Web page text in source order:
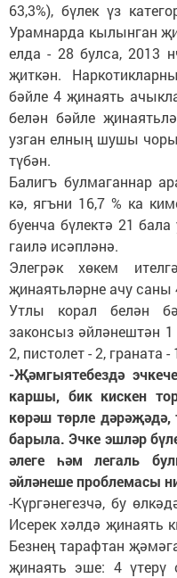
63,3%), бүлек үз
Урамнарда кылынган
елда - 28 булса, 2013
җиткән.
бәйле 4 җинаять
белән бәйле
узган елның шушы
түбән.
Балигъ булмаганнар
кә, ягъни 16,7 % ка
буенча бүлектә 21
гаилә исәпләнә.
Элегрәк хөкем
җинаятьләрне ачу саны
Утлы корал белән
законсыз әйләнештән
2, пистолет - 2, граната
-Җәмгыятебездә
каршы, бик кискен
көрәш төрле
барыла. Эчке эшләр
әлеге һәм легаль
әйләнеше проблемасы
-Күргәнегезчә, бу
Исерек хәлдә җинаять
Безнең тарафтан
җинаять эше: 4 үтерү